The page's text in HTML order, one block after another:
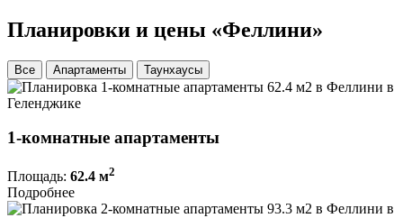
Планировки и цены «Феллини»
Все Апартаменты Таунхаусы
1-комнатные апартаменты
Площадь: 62.4 м2
Подробнее